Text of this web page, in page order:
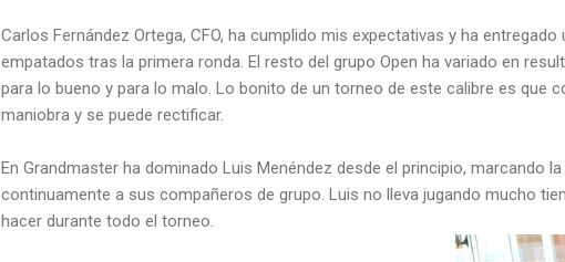
Carlos Fernández Ortega, CFO, ha cumplido mis expectativas y ha
empatados tras la primera ronda. El resto del grupo Open ha variado en
para lo bueno y para lo malo. Lo bonito de un torneo de este calibre es que
maniobra y se puede rectificar.
En Grandmaster ha dominado Luis Menéndez desde el principio, marcando
continuamente a sus compañeros de grupo. Luis no lleva jugando mucho
hacer durante todo el torneo.